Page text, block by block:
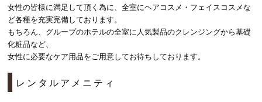
女性の皆様に満足して頂く為に、全室にヘアコスメ・フェイスコスメな
ど各種を充実完備しております。
もちろん、グループのホテルの全室に人気製品のクレンジングから基礎
化粧品など、
女性に必要なケア用品をご用意してお待ちしております。
レンタルアメニティ